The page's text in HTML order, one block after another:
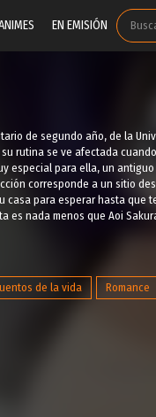
EN EMISIÓN
de segundo año, de la
rutina se ve afectada
especial para ella, un
corresponde a un sitio
casa para esperar hasta
es nada menos que Aoi
de la vida Romance